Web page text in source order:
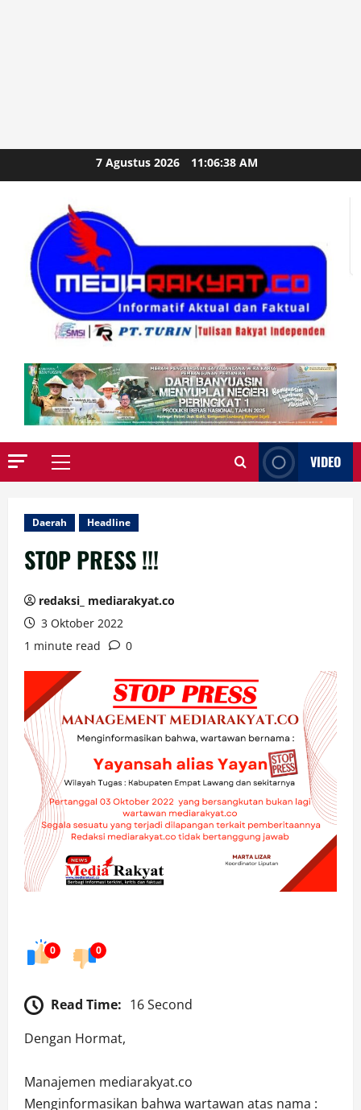
to
7 Agustus 2026 11:06:39 AM
Primary
VIDEO
Daerah Headline
STOP PRESS !!!
redaksi_ mediarakyat.co
3 Oktober 2022
1 minute read
0
0 0
Read Time: 16 Second
Dengan Hormat,
Manajemen mediarakyat.co
Menginformasikan bahwa wartawan atas nama :